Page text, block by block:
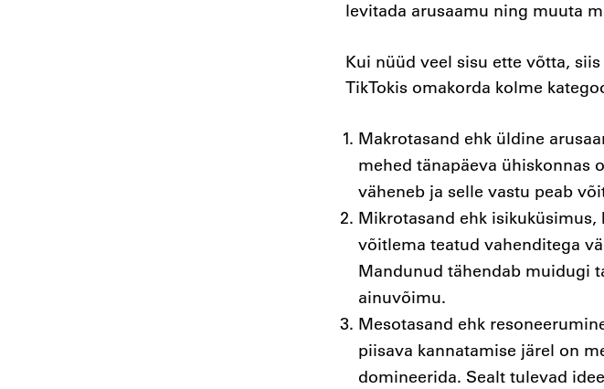
levitada arusaamu ning muuta
Kui nüüd veel sisu ette võtta,
TikTokis omakorda kolme
Makrotasand ehk üldine
mehed tänapäeva
väheneb ja selle vastu peab
Mikrotasand ehk isikuküsimus,
võitlema teatud vahenditega
Mandunud tähendab muidugi
ainuvõimu.
Mesotasand ehk
piisava kannatamise järel on
domineerida. Sealt tulevad